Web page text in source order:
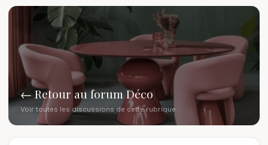
← Retour au forum Déco
Voir toutes les discussions de cette rubrique